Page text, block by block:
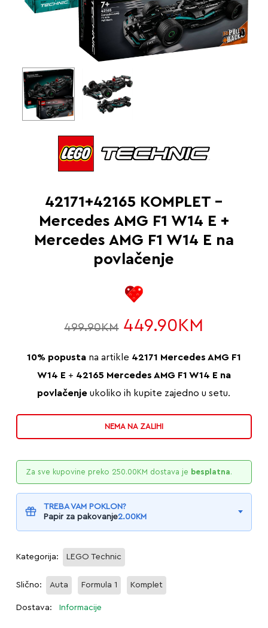
42171+42165 KOMPLET –
Mercedes AMG F1 W14 E +
Mercedes AMG F1 W14 E na
povlačenje
499.90KM Original
was:
499.90KM.
449.90 KM
is:
10% popustana artikle 42171 Mercedes AMG F1
W14 E + 42165 Mercedes AMG F1 W14 E na
povlačenje ukoliko ih kupite zajedno u setu.
NEMA NA ZALIHI
Za sve kupovine preko 250.00KM dostava je besplatna.
TREBA VAM POKLON?
Papir za pakovanje2.00KM
Kategorija: LEGO Technic
Slično: Auta Formula 1 Komplet
Dostava: Informacije